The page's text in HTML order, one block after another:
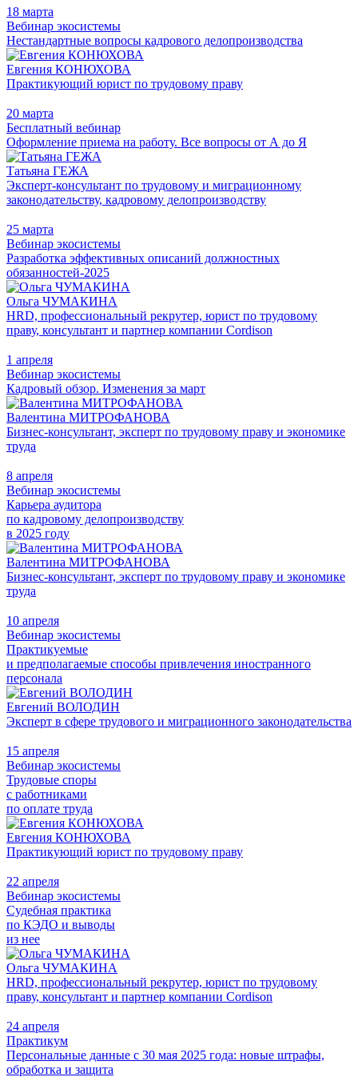
18 марта
Вебинар экосистемы
Нестандартные вопросы кадрового делопроизводства
Евгения КОНЮХОВА
Практикующий юрист по трудовому праву
20 марта
Бесплатный вебинар
Оформление приема на работу. Все вопросы от А до Я
Татьяна ГЕЖА
Эксперт-консультант по трудовому и миграционному
законодательству, кадровому делопроизводству
25 марта
Вебинар экосистемы
Разработка эффективных описаний должностных
обязанностей-2025
Ольга ЧУМАКИНА
HRD, профессиональный рекрутер, юрист по трудовому
праву, консультант и партнер компании Cordison
1 апреля
Вебинар экосистемы
Кадровый обзор. Изменения за март
Валентина МИТРОФАНОВА
Бизнес-консультант, эксперт по трудовому праву и экономике
труда
8 апреля
Вебинар экосистемы
Карьера аудитора
по кадровому делопроизводству
в 2025 году
Валентина МИТРОФАНОВА
Бизнес-консультант, эксперт по трудовому праву и экономике
труда
10 апреля
Вебинар экосистемы
Практикуемые
и предполагаемые способы привлечения иностранного
персонала
Евгений ВОЛОДИН
Эксперт в сфере трудового и миграционного законодательства
15 апреля
Вебинар экосистемы
Трудовые споры
с работниками
по оплате труда
Евгения КОНЮХОВА
Практикующий юрист по трудовому праву
22 апреля
Вебинар экосистемы
Судебная практика
по КЭДО и выводы
из нее
Ольга ЧУМАКИНА
HRD, профессиональный рекрутер, юрист по трудовому
праву, консультант и партнер компании Cordison
24 апреля
Практикум
Персональные данные с 30 мая 2025 года: новые штрафы,
обработка и защита